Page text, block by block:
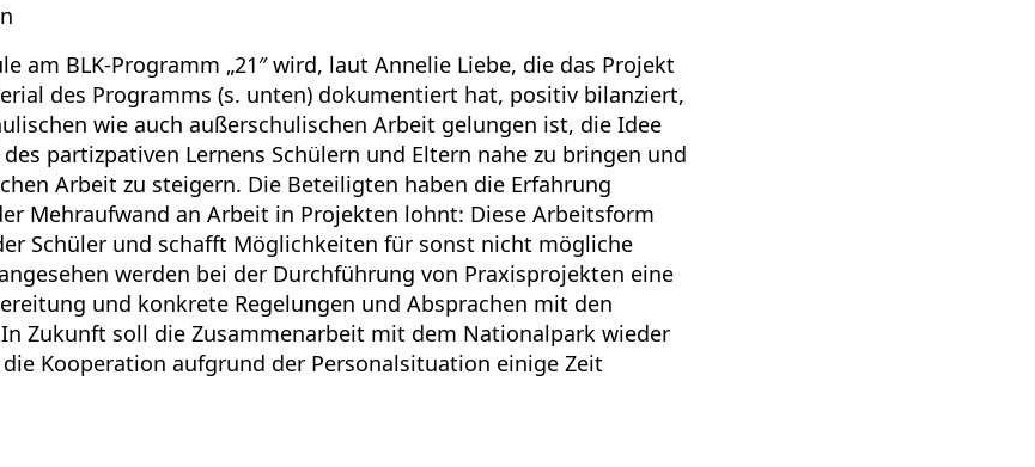
am BLK-Programm „21″ wird, laut Annelie Liebe, die das Projekt
des Programms (s. unten) dokumentiert hat, positiv bilanziert,
wie auch außerschulischen Arbeit gelungen ist, die Idee
partizpativen Lernens Schülern und Eltern nahe zu bringen und
Arbeit zu steigern. Die Beteiligten haben die Erfahrung
Mehraufwand an Arbeit in Projekten lohnt: Diese Arbeitsform
Schüler und schafft Möglichkeiten für sonst nicht mögliche
werden bei der Durchführung von Praxisprojekten eine
und konkrete Regelungen und Absprachen mit den
Zukunft soll die Zusammenarbeit mit dem Nationalpark wieder
Kooperation aufgrund der Personalsituation einige Zeit